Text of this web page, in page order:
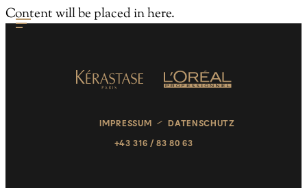
Content will be placed in here.
IMPRESSUM
DATENSCHUTZ
+43 316 / 83 80 63